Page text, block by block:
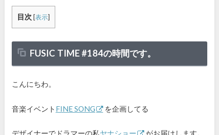
目次 [表示]
FUSIC TIME #184の時間です。
こんにちわ。
音楽イベント FINE SONG を企画してる